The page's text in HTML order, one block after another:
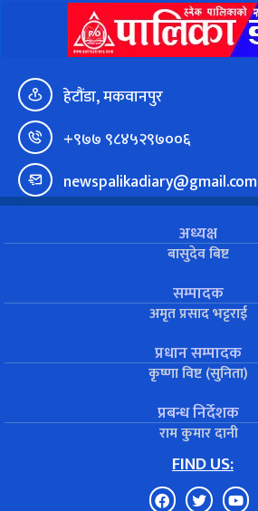
हेटौंडा, मकवानपुर
+९७७ ९८४५२९७००६
newspalikadiary@gmail.com
अध्यक्ष
बासुदेव बिष्ट
सम्पादक
अमृत प्रसाद भट्टराई
प्रधान सम्पादक
कृष्णा विष्ट (सुनिता)
प्रबन्ध निर्देशक
राम कुमार दानी
FIND US: